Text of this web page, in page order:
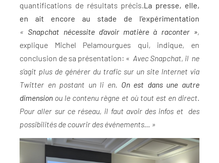
quantifications de résultats précis.La presse, elle,
en ait encore au stade de l’expérimentation
«Snapchat nécessite d’avoir matière à raconter »,
explique Michel Pelamourgues qui, indique, en
conclusion de sa présentation: « Avec Snapchat, il ne
s’agit plus de générer du trafic sur un site Internet via
Twitter en postant un li en. On est dans une autre
dimension ou le contenu règne et où tout est en direct.
Pour aller sur ce réseau, il faut avoir des infos et des
possibilités de couvrir des événements… »